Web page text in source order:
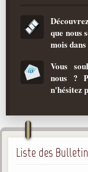
La doctrine d'Allan
But des
Médiums
Allan Kardec
1804-1869
Léon Denis
que nous
mois
Vous
nous ?
n'hésitez
Liste des